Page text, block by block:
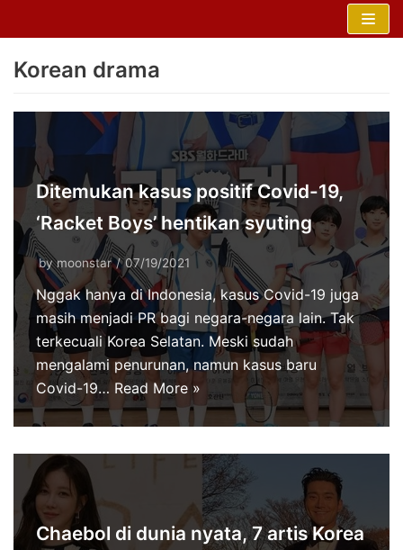
content
Korean drama
Ditemukan kasus positif Covid-19,
‘Racket Boys’ hentikan syuting
bymoonstar 07/19/2021
Nggak hanya di Indonesia, kasus Covid-19 juga
masih menjadi PR bagi negara-negara lain. Tak
terkecuali Korea Selatan. Meski sudah
mengalami penurunan, namun kasus baru
Covid-19… Read More »
Chaebol di dunia nyata, 7 artis Korea